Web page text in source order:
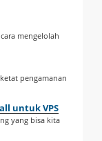
mengelolah
pengamanan
untuk VPS
yang bisa kita